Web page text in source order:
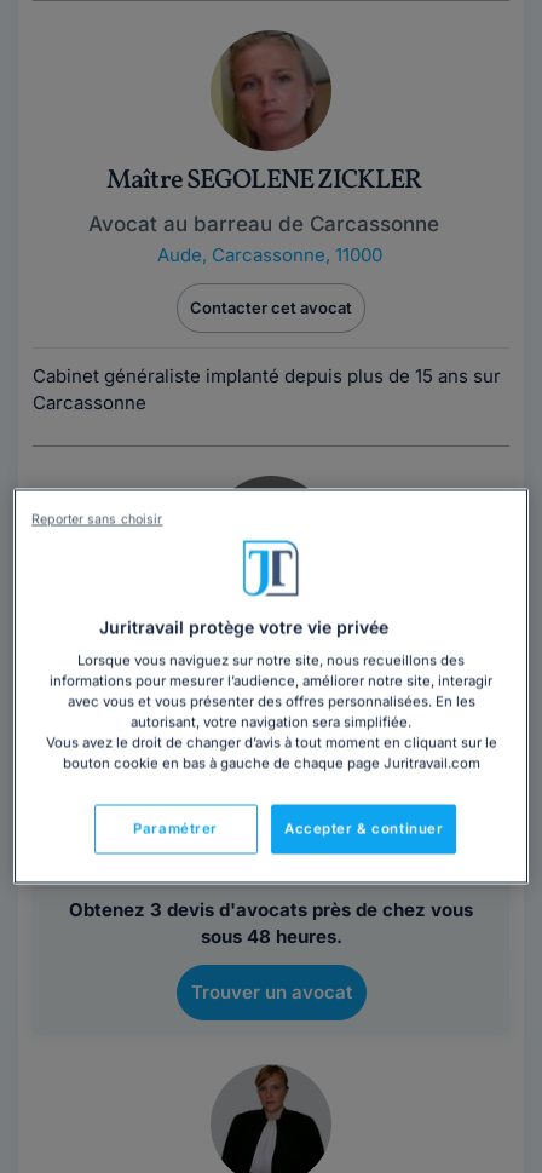
Maître SEGOLENE ZICKLER
Avocat au barreau de Carcassonne
Aude, Carcassonne, 11000
Contacter cet avocat
Cabinet généraliste implanté depuis plus de 15 ans sur
Carcassonne
Maître Pascal LORENT
Avocat au barreau de Carcassonne
Aude,Carcassonne, 11000
Contacter cet avocat
Vous souhaitez rencontrer un avocat en
Obtenez 3 devis d'avocats près de chez vous
sous 48 heures.
Trouver un avocat
Juritravail protège votre vie privée
Lorsque vous naviguez sur notre site, nous recueillons des
informations pour mesurer l’audience, améliorer notre site, interagir
avec vous et vous présenter des offres personnalisées. En les
autorisant, votre navigation sera simplifiée.
Vous avez le droit de changer d’avis à tout moment en cliquant sur le
bouton cookie en bas à gauche de chaque page Juritravail.com
Accepter & continuer
Paramétrer
Reporter sans choisir